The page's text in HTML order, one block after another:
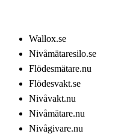
Wallox.se
Nivåmätaresilo.se
Flödesmätare.nu
Flödesvakt.se
Nivåvakt.nu
Nivåmätare.nu
Nivågivare.nu